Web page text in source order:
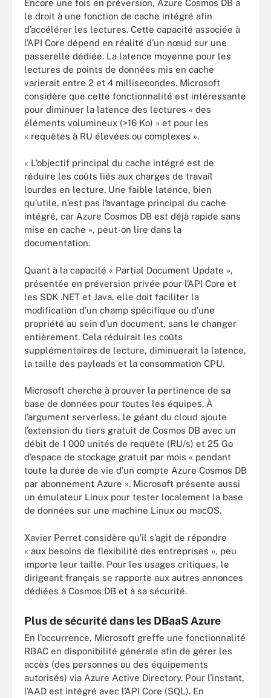
Encore une fois en préversion, Azure Cosmos DB a
le droit à une fonction de cache intégré afin
d’accélérer les lectures. Cette capacité associée à
l’API Core dépend en réalité d’un nœud sur une
passerelle dédiée. La latence moyenne pour les
lectures de points de données mis en cache
varierait entre 2 et 4 millisecondes. Microsoft
considère que cette fonctionnalité est intéressante
pour diminuer la latence des lectures « des
éléments volumineux (>16 Ko) » et pour les
« requêtes à RU élevées ou complexes ».
« L’objectif principal du cache intégré est de
réduire les coûts liés aux charges de travail
lourdes en lecture. Une faible latence, bien
qu’utile, n’est pas l’avantage principal du cache
intégré, car Azure Cosmos DB est déjà rapide sans
mise en cache », peut-on lire dans la
documentation.
Quant à la capacité « Partial Document Update »,
présentée en préversion privée pour l’API Core et
les SDK .NET et Java, elle doit faciliter la
modification d’un champ spécifique ou d’une
propriété au sein d’un document, sans le changer
entièrement. Cela réduirait les coûts
supplémentaires de lecture, diminuerait la latence,
la taille des payloads et la consommation CPU.
Microsoft cherche à prouver la pertinence de sa
base de données pour toutes les équipes. À
l’argument serverless, le géant du cloud ajoute
l’extension du tiers gratuit de Cosmos DB avec un
débit de 1 000 unités de requête (RU/s) et 25 Go
d’espace de stockage gratuit par mois « pendant
toute la durée de vie d’un compte Azure Cosmos DB
par abonnement Azure ». Microsoft présente aussi
un émulateur Linux pour tester localement la base
de données sur une machine Linux ou macOS.
Xavier Perret considère qu’il s’agit de répondre
« aux besoins de flexibilité des entreprises », peu
importe leur taille. Pour les usages critiques, le
dirigeant français se rapporte aux autres annonces
dédiées à Cosmos DB et à sa sécurité.
Plus de sécurité dans les DBaaS Azure
En l’occurrence, Microsoft greffe une fonctionnalité
RBAC en disponibilité générale afin de gérer les
accès (des personnes ou des équipements
autorisés) via Azure Active Directory. Pour l’instant,
l’AAD est intégré avec l’API Core (SQL). En